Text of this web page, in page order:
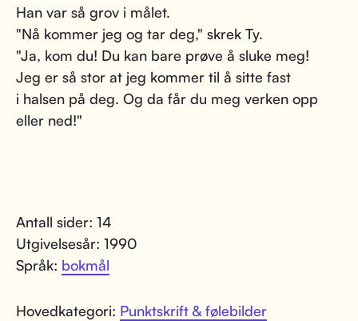
Han var så grov i målet.
"Nå kommer jeg og tar deg," skrek Ty.
"Ja, kom du! Du kan bare prøve å sluke meg!
Jeg er så stor at jeg kommer til å sitte fast
i halsen på deg. Og da får du meg verken opp
eller ned!"
Antall sider: 14
Utgivelsesår: 1990
Språk: bokmål
Hovedkategori: Punktskrift & følebilder